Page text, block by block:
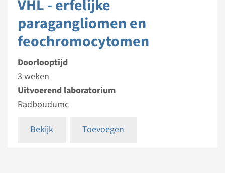
VHL - erfelijke
paragangliomen en
feochromocytomen
Doorlooptijd
3 weken
Uitvoerend laboratorium
Radboudumc
Bekijk
Toevoegen